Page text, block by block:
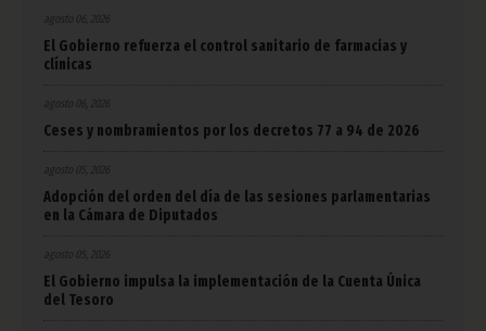
agosto 06, 2026
El Gobierno refuerza el control sanitario de farmacias y
clínicas
agosto 06, 2026
Ceses y nombramientos por los decretos 77 a 94 de 2026
Adopción del orden del día de las sesiones parlamentarias
en la Cámara de Diputados
El Gobierno impulsa la implementación de la Cuenta Única
del Tesoro